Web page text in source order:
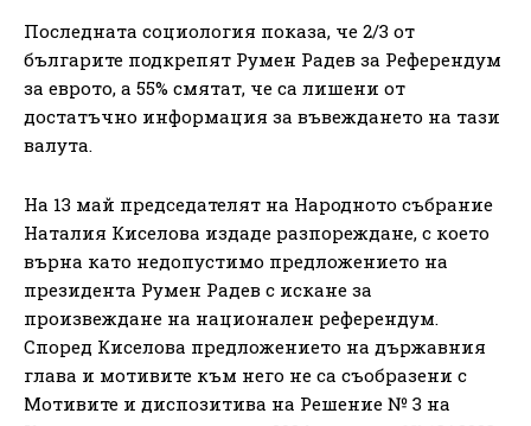
Последната социология показа, че 2/3 от
българите подкрепят Румен Радев за Референдум
за еврото, а 55% смятат, че са лишени от
достатъчно информация за въвеждането на тази
валута.
На 13 май председателят на Народното събрание
Наталия Киселова издаде разпореждане, с което
върна като недопустимо предложението на
президента Румен Радев с искане за
произвеждане на национален референдум.
Според Киселова предложението на държавния
глава и мотивите към него не са съобразени с
Мотивите и диспозитива на Решение № 3 на